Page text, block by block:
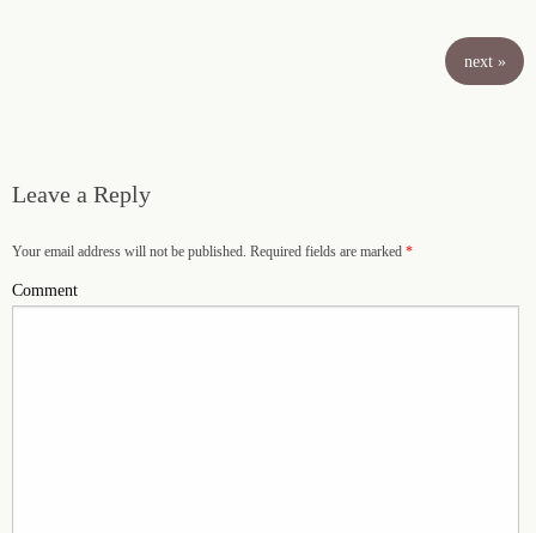
next »
Leave a Reply
Your email address will not be published. Required fields are marked *
Comment